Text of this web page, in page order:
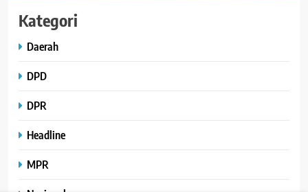
Kategori
Daerah
DPD
DPR
Headline
MPR